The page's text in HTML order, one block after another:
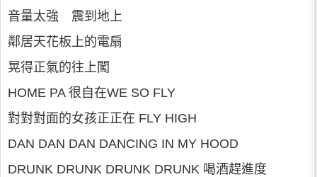
音量太強 震到地上
鄰居天花板上的電扇
晃得正氣的往上闖
HOME PA 很自在WE SO FLY
對對對面的女孩正正在 FLY HIGH
DAN DAN DAN DANCING IN MY HOOD
DRUNK DRUNK DRUNK DRUNK 喝酒趕進度